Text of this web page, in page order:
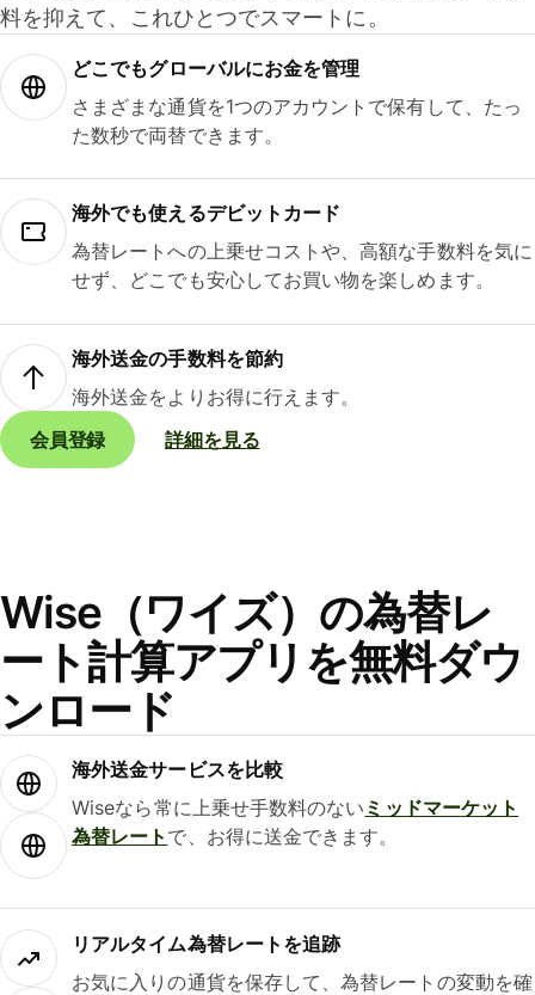
料を抑えて、これひとつでスマートに。
どこでもグ⁠ロ⁠ー⁠バ⁠ルにお金を管理
さまざまな通貨を1つのアカウントで保有して、たっ
た数秒で両替できます。
海外でも使えるデビットカード
為替レートへの上乗せコストや、高額な手数料を気に
せず、どこでも安心してお買い物を楽しめます。
海外送金の手数料を節約
海外送金をよりお得に行えます。
会員登録
詳細を見る
Wise（ワイズ）の為替レ
ート計算アプリを無料ダウ
ンロード
海外送金サービスを比較
Wiseなら常に上乗せ手数料のない ミッドマーケット
為替レート で、お得に送金できます。
リアルタイム為替レートを追跡
お気に入りの通貨を保存して、為替レートの変動を確